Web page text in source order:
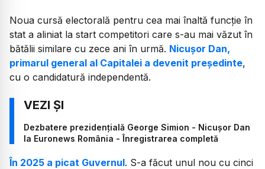
Noua cursă electorală pentru cea mai înaltă funcție în
stat a aliniat la start competitori care s-au mai văzut în
bătălii similare cu zece ani în urmă. Nicușor Dan,
primarul general al Capitalei a devenit președinte,
cu o candidatură independentă.
Dezbatere prezidențială George Simion - Nicușor Dan
la Euronews România - Înregistrarea completă
În 2025 a picat Guvernul. S-a făcut unul nou cu cinci